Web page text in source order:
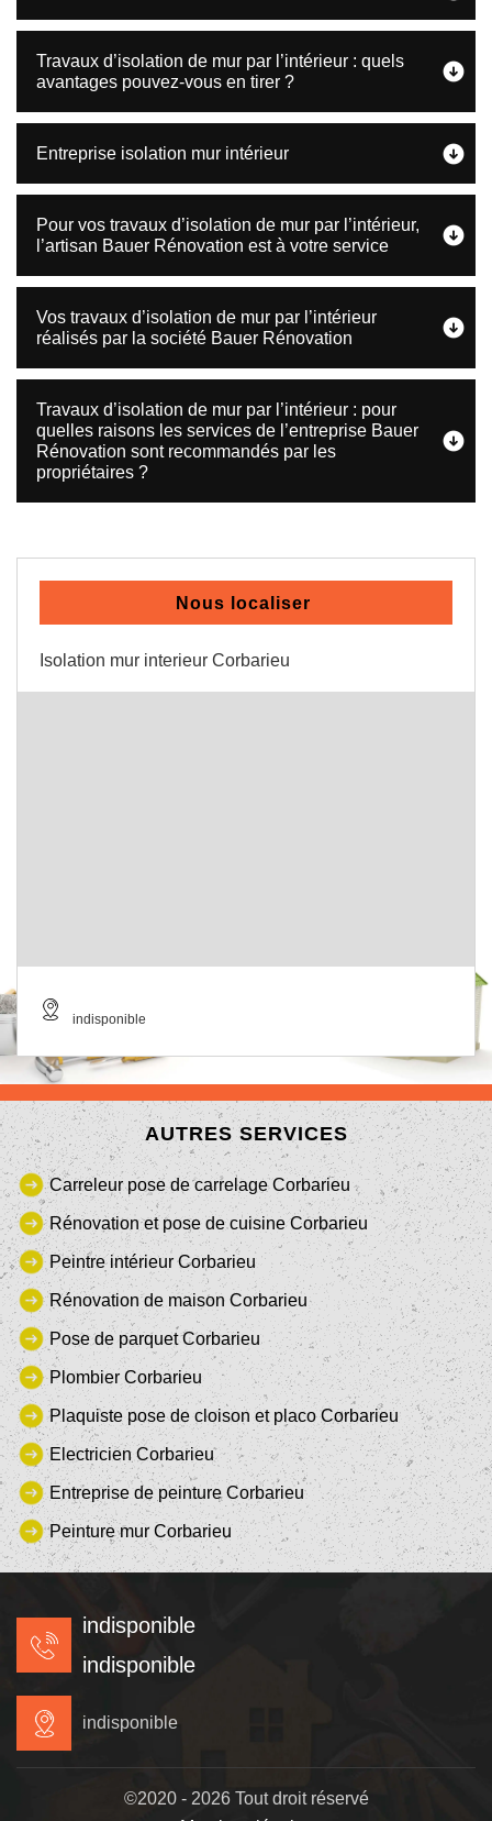
Travaux d’isolation de mur par l’intérieur : quels
avantages pouvez-vous en tirer ?
Entreprise isolation mur intérieur
Pour vos travaux d’isolation de mur par l’intérieur,
l’artisan Bauer Rénovation est à votre service
Vos travaux d’isolation de mur par l’intérieur
réalisés par la société Bauer Rénovation
Travaux d’isolation de mur par l’intérieur : pour
quelles raisons les services de l’entreprise Bauer
Rénovation sont recommandés par les
propriétaires ?
Nous localiser
Isolation mur interieur Corbarieu
indisponible
AUTRES SERVICES
Carreleur pose de carrelage Corbarieu
Rénovation et pose de cuisine Corbarieu
Peintre intérieur Corbarieu
Rénovation de maison Corbarieu
Pose de parquet Corbarieu
Plombier Corbarieu
Plaquiste pose de cloison et placo Corbarieu
Electricien Corbarieu
Entreprise de peinture Corbarieu
Peinture mur Corbarieu
indisponible
indisponible
indisponible
©2020 - 2026 Tout droit réservé